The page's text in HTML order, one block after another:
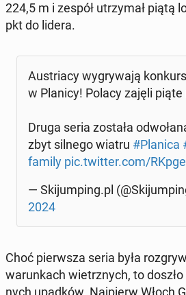
224,5 m i zespół utrzy­mał piątą
pkt do lidera.
Au­stria­cy wy­gry­wa­ją
w Planicy! Polacy zajęli
Druga seria została
zbyt silnego wiatru #Planica
fa­mi­ly pic.twitter.com/
— Ski­jum­ping.pl
2024
Choć pierw­sza seria była
wa­run­kach wietrz­nych, to